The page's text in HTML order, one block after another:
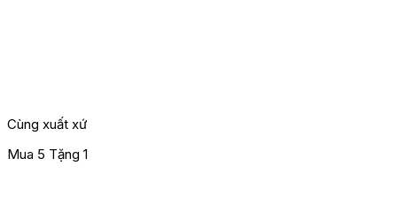
Cùng xuất xứ
Mua 5 Tặng 1